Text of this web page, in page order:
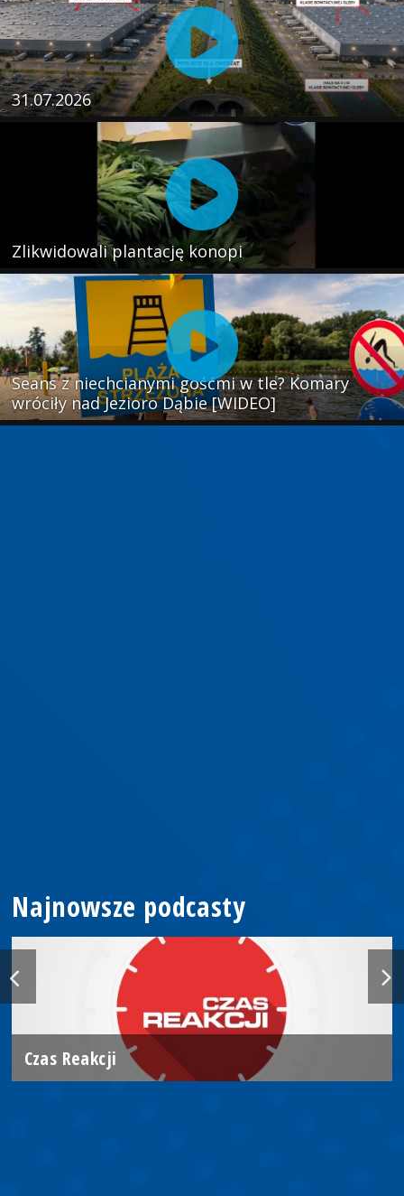
31.07.2026
Zlikwidowali plantację konopi
Seans z niechcianymi gośćmi w tle? Komary
wróciły nad Jezioro Dąbie [WIDEO]
Najnowsze podcasty
Czas Reakcji